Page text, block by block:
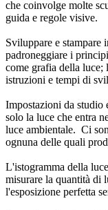
che coinvolge molte
guida e regole visive.
Sviluppare e stampare
padroneggiare i
come grafia della
istruzioni e tempi di
Impostazioni da
solo la luce che entra
luce ambientale. Ci
ognuna delle quali
L'istogramma della
misurare la quantità di
l'esposizione perfetta